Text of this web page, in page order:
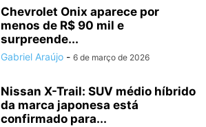
Chevrolet Onix aparece por
menos de R$ 90 mil e
surpreende...
Gabriel Araújo - 6 de março de 2026
Nissan X-Trail: SUV médio híbrido
da marca japonesa está
confirmado para...